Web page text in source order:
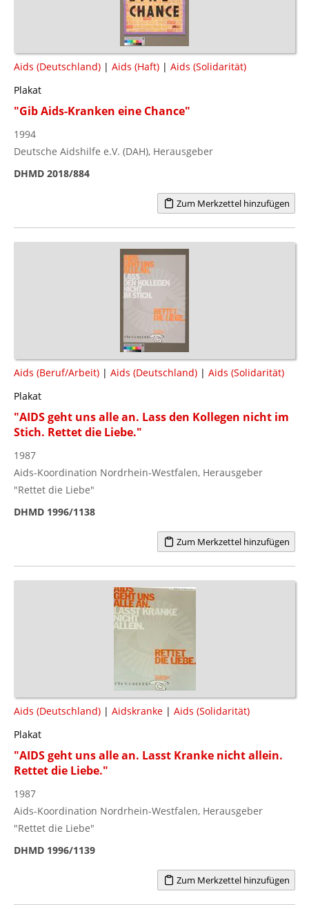
Aids (Deutschland) | Aids (Haft) | Aids (Solidarität)
Plakat
"Gib Aids-Kranken eine Chance"
1994
Deutsche Aidshilfe e.V. (DAH), Herausgeber
DHMD 2018/884
Zum Merkzettel hinzufügen
Aids (Beruf/Arbeit) | Aids (Deutschland) | Aids (Solidarität)
Plakat
"AIDS geht uns alle an. Lass den Kollegen nicht im
Stich. Rettet die Liebe."
1987
Aids-Koordination Nordrhein-Westfalen, Herausgeber
"Rettet die Liebe"
DHMD 1996/1138
Zum Merkzettel hinzufügen
Aids (Deutschland) | Aidskranke | Aids (Solidarität)
Plakat
"AIDS geht uns alle an. Lasst Kranke nicht allein.
Rettet die Liebe."
1987
Aids-Koordination Nordrhein-Westfalen, Herausgeber
"Rettet die Liebe"
DHMD 1996/1139
Zum Merkzettel hinzufügen